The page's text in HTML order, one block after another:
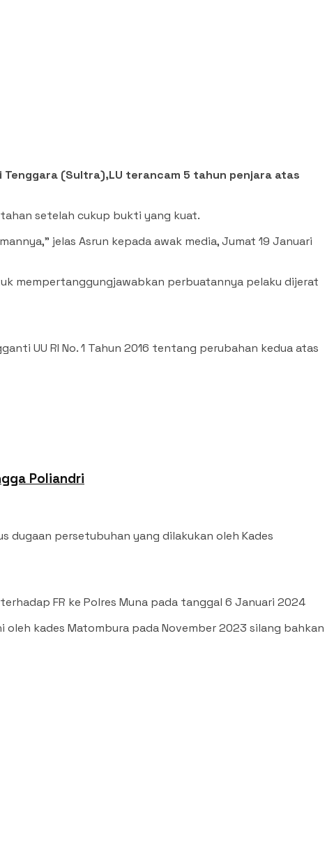
Tenggara (Sultra),LU terancam 5 tahun penjara atas
setelah cukup bukti yang kuat.
jelas Asrun kepada awak media, Jumat 19 Januari
mempertanggungjawabkan perbuatannya pelaku dijerat
UU RI No. 1 Tahun 2016 tentang perubahan kedua atas
Poliandri
dugaan persetubuhan yang dilakukan oleh Kades
FR ke Polres Muna pada tanggal 6 Januari 2024
kades Matombura pada November 2023 silang bahkan